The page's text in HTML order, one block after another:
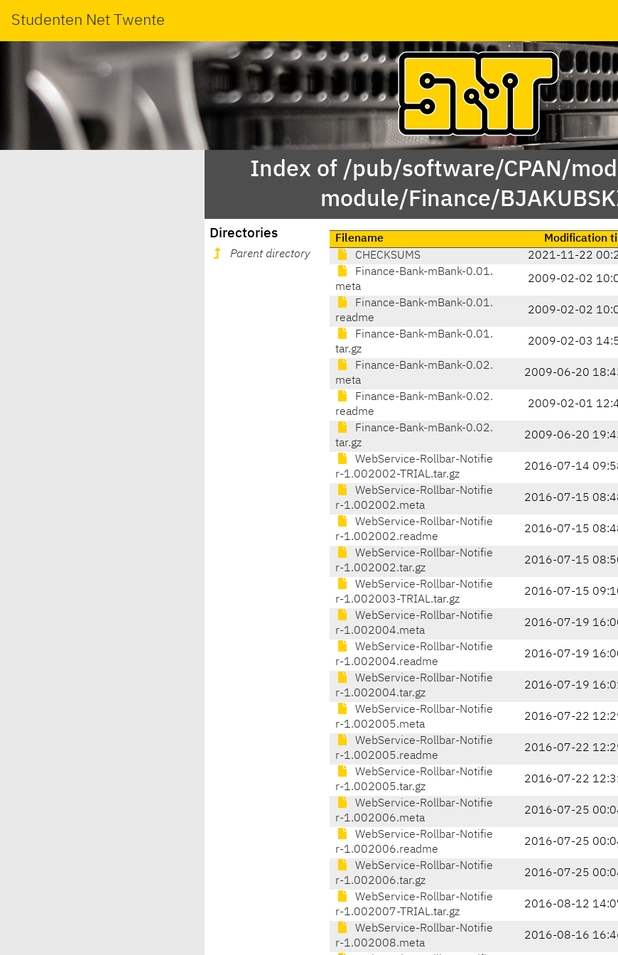
Studenten Net Twente
Index of /pub/software/CPAN/
module/Finance/
Directories
Parent directory
Filename Modification
CHECKSUMS
2021-11-22
Finance-Bank-mBank-0.01.
meta
2009-02-02
Finance-Bank-mBank-0.01.
readme
2009-02-02
Finance-Bank-mBank-0.01.
tar.gz
2009-02-03
Finance-Bank-mBank-0.02.
meta
2009-06-20
Finance-Bank-mBank-0.02.
readme
2009-02-01
Finance-Bank-mBank-0.02.
tar.gz
2009-06-20
WebService-Rollbar-Notifie
r-1.002002-TRIAL.tar.gz
2016-07-14
WebService-Rollbar-Notifie
r-1.002002.meta
2016-07-15
WebService-Rollbar-Notifie
r-1.002002.readme
2016-07-15
WebService-Rollbar-Notifie
r-1.002002.tar.gz
2016-07-15
WebService-Rollbar-Notifie
r-1.002003-TRIAL.tar.gz
2016-07-15
WebService-Rollbar-Notifie
r-1.002004.meta
2016-07-19
WebService-Rollbar-Notifie
r-1.002004.readme
2016-07-19
WebService-Rollbar-Notifie
r-1.002004.tar.gz
2016-07-19
WebService-Rollbar-Notifie
r-1.002005.meta
2016-07-22
WebService-Rollbar-Notifie
r-1.002005.readme
2016-07-22
WebService-Rollbar-Notifie
r-1.002005.tar.gz
2016-07-22
WebService-Rollbar-Notifie
r-1.002006.meta
2016-07-25
WebService-Rollbar-Notifie
r-1.002006.readme
2016-07-25
WebService-Rollbar-Notifie
r-1.002006.tar.gz
2016-07-25
WebService-Rollbar-Notifie
r-1.002007-TRIAL.tar.gz
2016-08-12
WebService-Rollbar-Notifie
r-1.002008.meta
2016-08-16